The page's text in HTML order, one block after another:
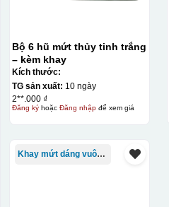
Bộ 6 hũ mứt thủy tinh trắng
– kèm khay
Kích thước:
TG sản xuất: 10 ngày
2**.000 ₫
Đăng kýhoặc Đăng nhậpđể xem giá
Khay mứt dáng vuông/chữ nhật